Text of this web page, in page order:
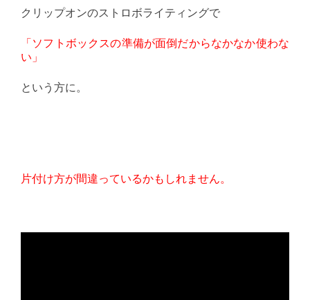
クリップオンのストロボライティングで
「ソフトボックスの準備が面倒だからなかなか使わな
い」
という方に。
片付け方が間違っているかもしれません。